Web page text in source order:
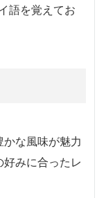
語を覚えてお
な風味が魅力
みに合ったレ